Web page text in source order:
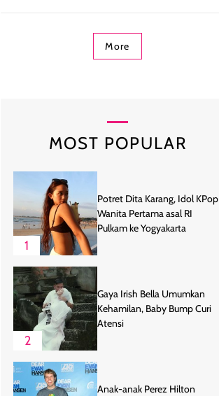
More
MOST POPULAR
1
Potret Dita Karang, Idol KPop
Wanita Pertama asal RI
Pulkam ke Yogyakarta
2
Gaya Irish Bella Umumkan
Kehamilan, Baby Bump Curi
Atensi
Anak-anak Perez Hilton